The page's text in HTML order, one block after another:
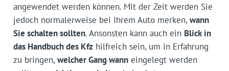
angewendet werden können. Mit der Zeit werden Sie
jedoch normalerweise bei Ihrem Auto merken, wann
Sie schalten sollten. Ansonsten kann auch ein Blick in
das Handbuch des Kfzhilfreich sein, um in Erfahrung
zu bringen, welcher Gang wanneingelegt werden